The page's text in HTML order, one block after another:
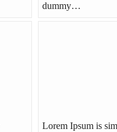
dummy…
Lorem Ipsum is